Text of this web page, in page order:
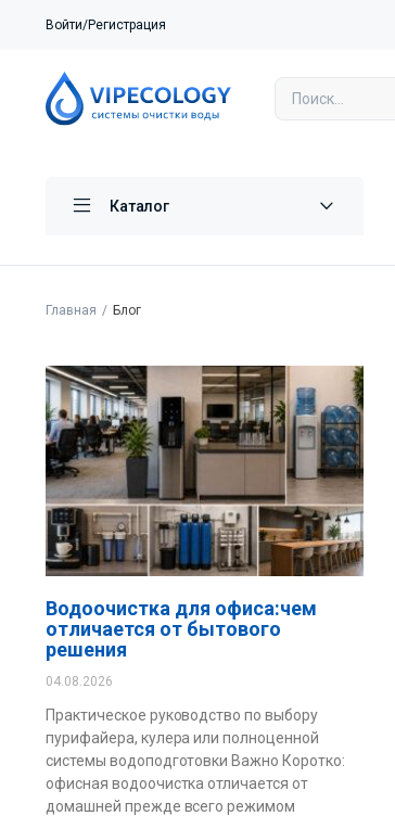
Войти/Регистрация
Каталог
Главная Блог
Водоочистка для офиса:чем
отличается от бытового
решения
04.08.2026
Практическое руководство по выбору
пурифайера, кулера или полноценной
системы водоподготовки Важно Коротко:
офисная водоочистка отличается от
домашней прежде всего режимом